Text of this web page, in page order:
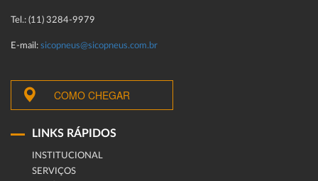
Tel.: (11) 3284-9979
E-mail: sicopneus@sicopneus.com.br
COMO CHEGAR
LINKS RÁPIDOS
INSTITUCIONAL
SERVIÇOS